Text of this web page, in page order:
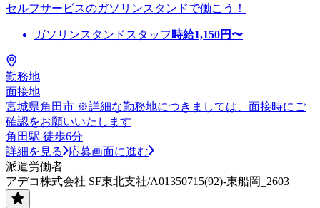
セルフサービスのガソリンスタンドで働こう！
ガソリンスタンドスタッフ 時給1,150円〜
勤務地
面接地
宮城県角田市 ※詳細な勤務地につきましては、面接時にご
確認をお願いいたします
角田駅 徒歩6分
詳細を見る
応募画面に進む
派遣労働者
アデコ株式会社 SF東北支社/A01350715(92)-東船岡_2603